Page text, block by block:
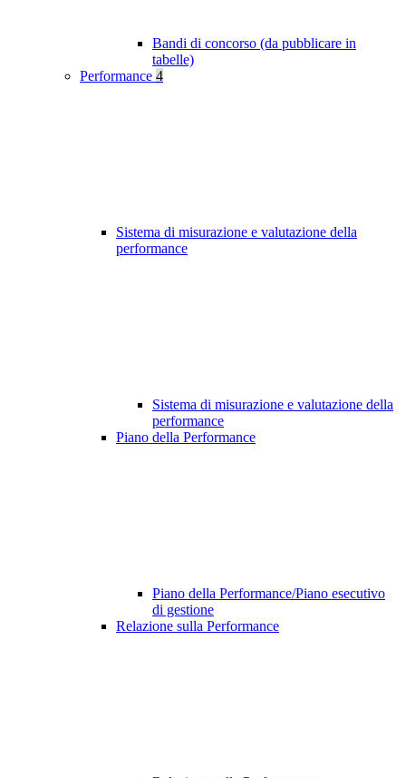
Bandi di concorso (da pubblicare in
tabelle)
Performance 4
Sistema di misurazione e valutazione della
performance
Sistema di misurazione e valutazione della
performance
Piano della Performance
Piano della Performance/Piano esecutivo
di gestione
Relazione sulla Performance